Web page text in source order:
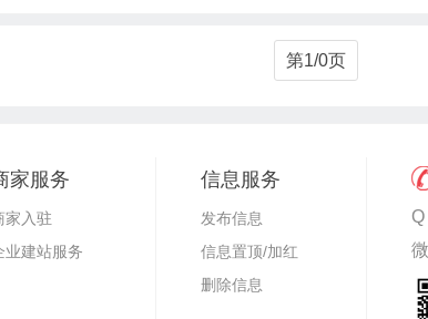
第1/0页
家服务
家入驻
业建站服务
信息服务
发布信息
信息置顶/加红
删除信息
Q